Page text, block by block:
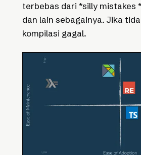
terbebas dari *silly mistakes
dan lain sebagainya. Jika
kompilasi gagal.